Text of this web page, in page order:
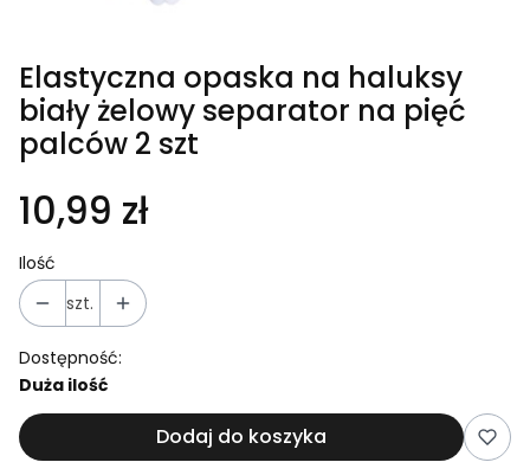
Elastyczna opaska na haluksy
biały żelowy separator na pięć
palców 2 szt
10,99 zł
Ilość
szt.
Dostępność:
Duża ilość
Dodaj do koszyka